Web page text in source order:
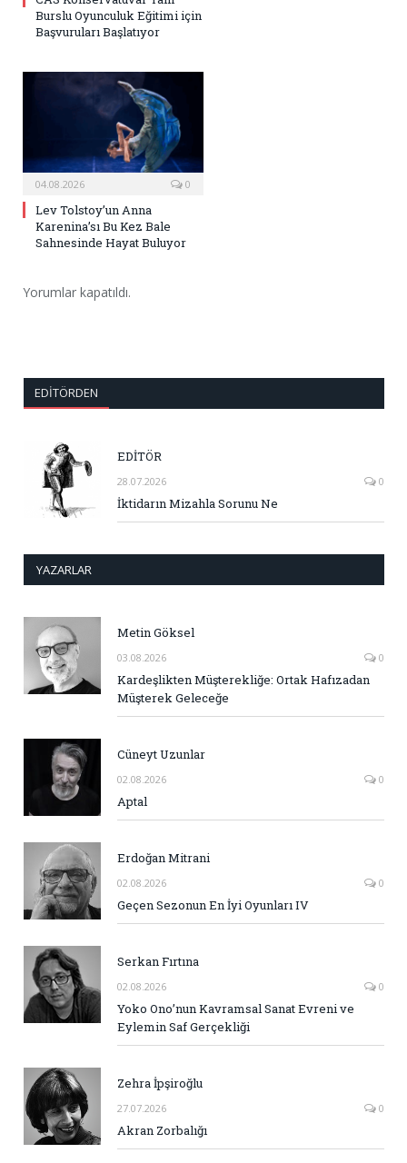
Burslu Oyunculuk Eğitimi için
Başvuruları Başlatıyor
04.08.2026 0
Lev Tolstoy’un Anna
Karenina’sı Bu Kez Bale
Sahnesinde Hayat Buluyor
Yorumlar kapatıldı.
EDITÖRDEN
EDİTÖR
28.07.2026 0
İktidarın Mizahla Sorunu Ne
YAZARLAR
Metin Göksel
03.08.2026 0
Kardeşlikten Müşterekliğe: Ortak Hafızadan
Müşterek Geleceğe
Cüneyt Uzunlar
02.08.2026 0
Aptal
Erdoğan Mitrani
02.08.2026 0
Geçen Sezonun En İyi Oyunları IV
Serkan Fırtına
02.08.2026 0
Yoko Ono’nun Kavramsal Sanat Evreni ve
Eylemin Saf Gerçekliği
Zehra İpşiroğlu
27.07.2026 0
Akran Zorbalığı